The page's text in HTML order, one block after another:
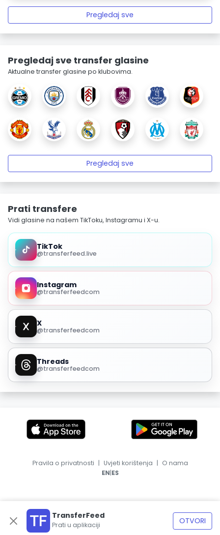
Pregledaj sve
Pregledaj sve transfer glasine
Aktualne transfer glasine po klubovima.
Pregledaj sve
Prati transfere
Vidi glasine na našem TikToku, Instagramu i X-u.
TikTok
@transferfeed.live
Instagram
@transferfeedcom
X
@transferfeedcom
Threads
@transferfeedcom
TransferFeed
Prati u aplikaciji OTVORI
Pravila o privatnosti | Uvjeti korištenja | O nama
EN|ES